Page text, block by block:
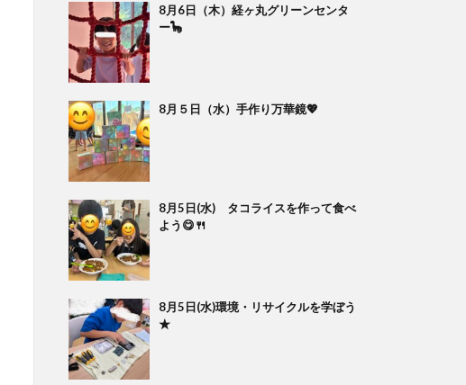
8月6日（木）経ヶ丸グリーンセンタ
ー🦕
8月５日（水）手作り万華鏡💖
8月5日(水) タコライスを作って食べ
よう😋🍴
8月5日(水)環境・リサイクルを学ぼう
★